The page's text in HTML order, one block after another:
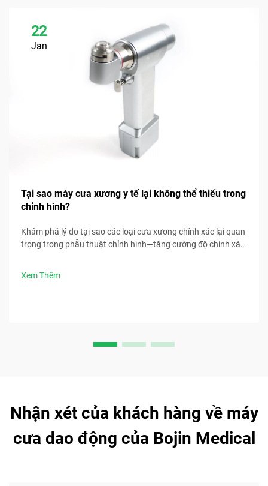
22
Jan
Tại sao máy cưa xương y tế lại không thể thiếu trong
chỉnh hình?
Khám phá lý do tại sao các loại cưa xương chính xác lại quan
trọng trong phẫu thuật chỉnh hình—tăng cường độ chính xác,
Xem Thêm
Nhận xét của khách hàng về máy
cưa dao động của Bojin Medical